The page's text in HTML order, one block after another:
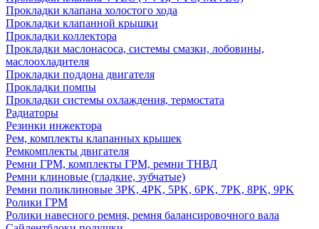
Прокладки клапана холостого хода
Прокладки клапанной крышки
Прокладки коллектора
Прокладки маслонасоса, системы смазки, лобовины,
маслоохладителя
Прокладки поддона двигателя
Прокладки помпы
Прокладки системы охлаждения, термостата
Радиаторы
Резинки инжектора
Рем, комплекты клапанных крышек
Ремкомплекты двигателя
Ремни ГРМ, комплекты ГРМ, ремни ТНВД
Ремни клиновые (гладкие, зубчатые)
Ремни поликлиновые 3PK, 4PK, 5PK, 6PK, 7PK, 8PK, 9PK
Ролики ГРМ
Ролики навесного ремня, ремня балансировочного вала